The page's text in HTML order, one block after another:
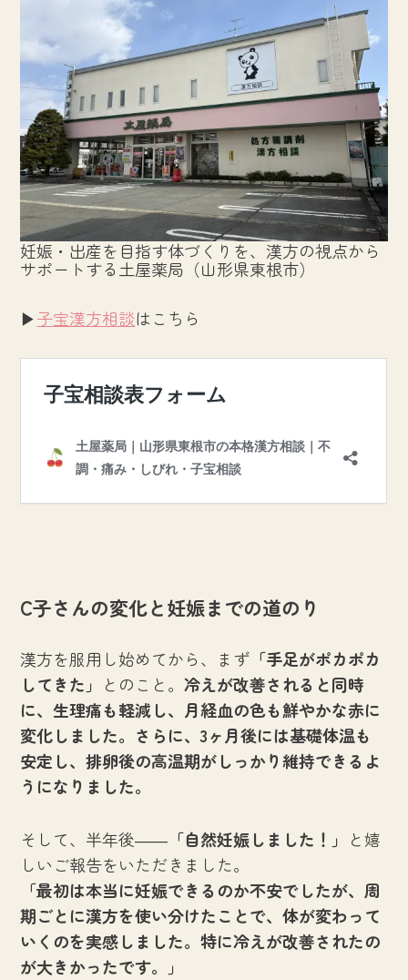
妊娠・出産を目指す体づくりを、漢方の視点から
サポートする土屋薬局（山形県東根市）
▶︎子宝漢方相談はこちら
C子さんの変化と妊娠までの道のり
漢方を服用し始めてから、まず 「手足がポカポカ
してきた」 とのこと。冷えが改善されると同時
に、生理痛も軽減し、月経血の色も鮮やかな赤に
変化しました。さらに、3ヶ月後には基礎体温も
安定し、排卵後の高温期がしっかり維持できるよ
うになりました。
そして、半年後―― 「自然妊娠しました！」 と嬉
しいご報告をいただきました。
「最初は本当に妊娠できるのか不安でしたが、周
期ごとに漢方を使い分けたことで、体が変わって
いくのを実感しました。特に冷えが改善されたの
が大きかったです。」